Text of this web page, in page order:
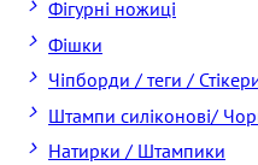
Фігурні ножиці
Фішки
Чіпборди / теги /
Штампи силіконові/
Натирки / Штампики